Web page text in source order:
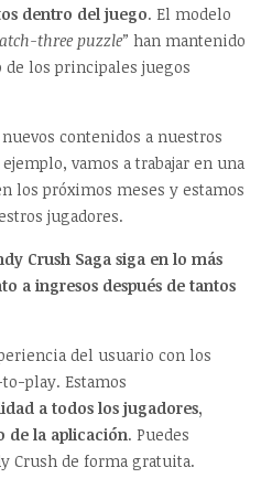
dentro del juego. El modelo
three puzzle” han mantenido
los principales juegos
contenidos a nuestros
vamos a trabajar en una
los próximos meses y estamos
jugadores.
Crush Saga siga en lo más
a ingresos después de tantos
del usuario con los
play. Estamos
a todos los jugadores,
de la aplicación. Puedes
Crush de forma gratuita.